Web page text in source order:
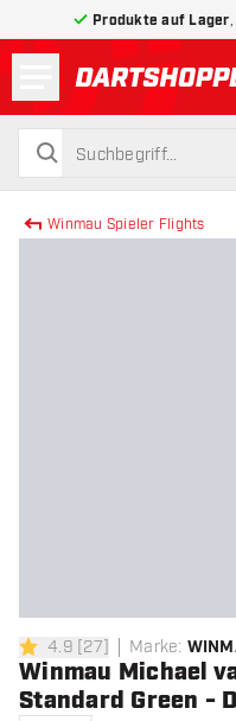
Produkte auf Lager
zurück
suchen
suchen
Winmau Spieler Flights
4.9 Bewertungssterne
4.9 [27] Marke:
Winmau Michael
Standard Green -